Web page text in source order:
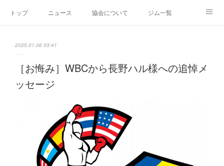
トップ ニュース 協会について ジム一覧
2025.01.06 03:41
［お悔み］WBCから長野ハル様への追悼メ
ッセージ